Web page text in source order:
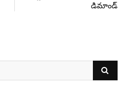
డిమాండ్